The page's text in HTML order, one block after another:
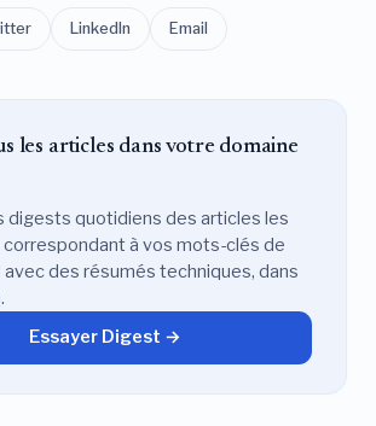
LinkedIn Email
les articles dans votre domaine
digests quotidiens des articles les
à vos mots-clés de
des résumés techniques, dans
Essayer Digest →